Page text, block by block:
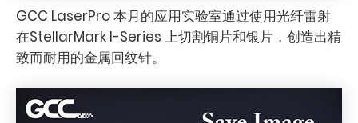
GCC LaserPro 本月的应用实验室通过使用光纤雷射
在StellarMark I-Series 上切割铜片和银片，创造出精
致而耐用的金属回纹针。